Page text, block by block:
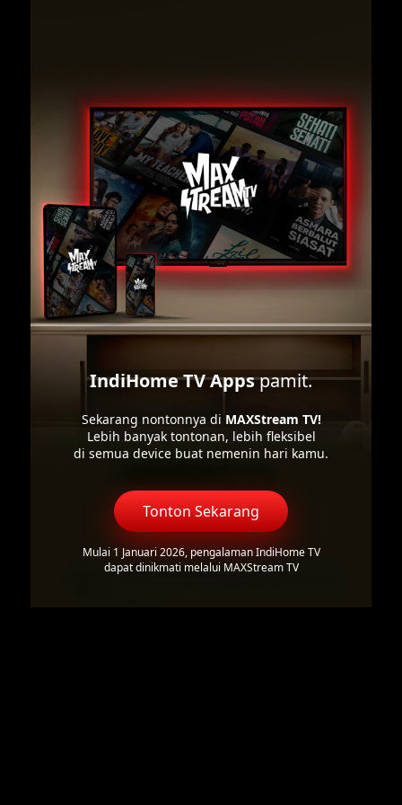
IndiHome TV Appspamit.
Sekarang nontonnya di MAXStream TV!
Lebih banyak tontonan, lebih fleksibel
di semua device buat nemenin hari kamu.
Tonton Sekarang
Mulai 1 Januari 2026, pengalaman IndiHome TV
dapat dinikmati melalui MAXStream TV